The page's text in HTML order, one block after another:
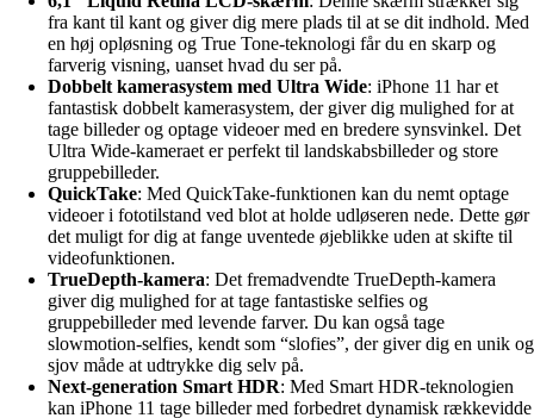
fra kant til kant og giver dig mere plads til at se dit indhold. Med
en høj opløsning og True Tone-teknologi får du en skarp og
farverig visning, uanset hvad du ser på.
Dobbelt kamerasystem med Ultra Wide: iPhone 11 har et
fantastisk dobbelt kamerasystem, der giver dig mulighed for at
tage billeder og optage videoer med en bredere synsvinkel. Det
Ultra Wide-kameraet er perfekt til landskabsbilleder og store
gruppebilleder.
QuickTake: Med QuickTake-funktionen kan du nemt optage
videoer i fototilstand ved blot at holde udløseren nede. Dette gør
det muligt for dig at fange uventede øjeblikke uden at skifte til
videofunktionen.
TrueDepth-kamera: Det fremadvendte TrueDepth-kamera
giver dig mulighed for at tage fantastiske selfies og
gruppebilleder med levende farver. Du kan også tage
slowmotion-selfies, kendt som “slofies”, der giver dig en unik og
sjov måde at udtrykke dig selv på.
Next-generation Smart HDR: Med Smart HDR-teknologien
kan iPhone 11 tage billeder med forbedret dynamisk rækkevidde